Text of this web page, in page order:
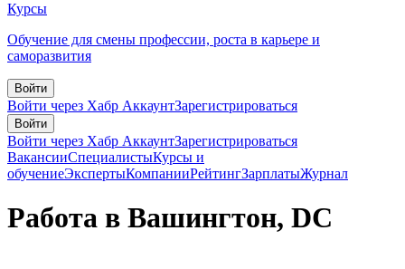
Курсы
Обучение для смены профессии, роста в карьере и
саморазвития
Войти
Войти через Хабр АккаунтЗарегистрироваться
Войти
Войти через Хабр АккаунтЗарегистрироваться
ВакансииСпециалистыКурсы и
обучениеЭкспертыКомпанииРейтингЗарплатыЖурнал
Работа в Вашингтон, DC